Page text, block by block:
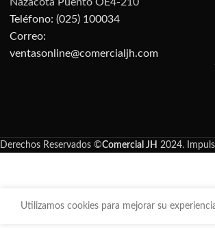
Teléfono: (025) 100034
Correo:
ventasonline@comercialjh.com
Derechos Reservados ©Comercial JH 2024.
Utilizamos cookies para mejorar su